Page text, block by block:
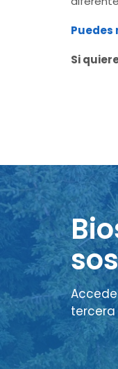
Si
tercera